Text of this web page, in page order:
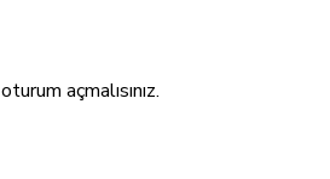
oturum açmalısınız.